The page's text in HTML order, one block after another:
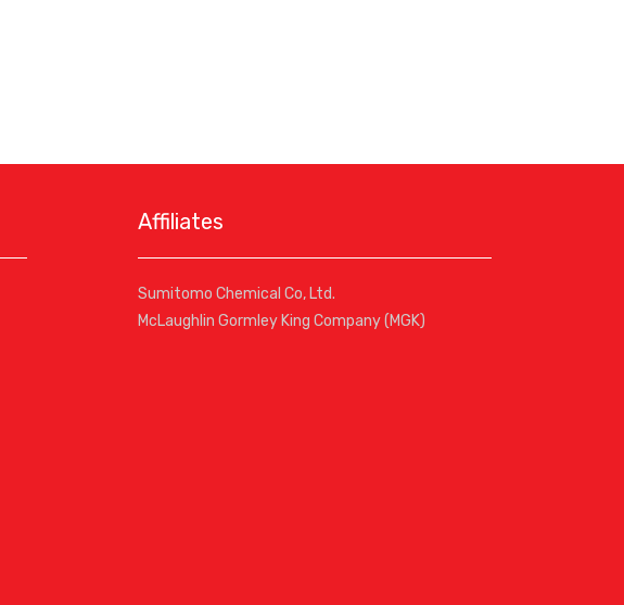
Affiliates
Sumitomo Chemical Co, Ltd.
McLaughlin Gormley King Company (MGK)